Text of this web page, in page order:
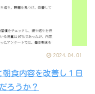
2024.04.01
食内容を改善し１日
ろうか？